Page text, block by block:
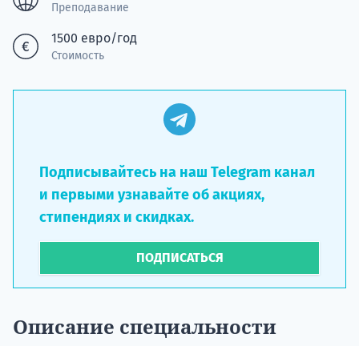
Преподавание
1500 евро/год
Стоимость
Подписывайтесь на наш Telegram канал
и первыми узнавайте об акциях,
стипендиях и скидках.
ПОДПИСАТЬСЯ
Описание специальности